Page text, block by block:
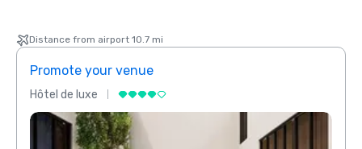
Distance from airport 10.7 mi
Promote your venue
Hôtel de luxe